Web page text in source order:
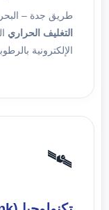
طريق جدة –
التغليف الحراري
الإلكترونية
🛰️